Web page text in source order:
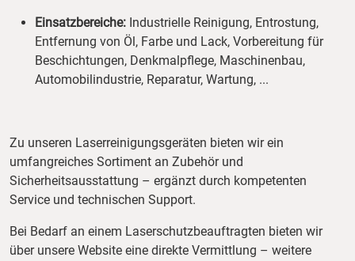
Einsatzbereiche: Industrielle Reinigung, Entrostung,
Entfernung von Öl, Farbe und Lack, Vorbereitung für
Beschichtungen, Denkmalpflege, Maschinenbau,
Automobilindustrie, Reparatur, Wartung, ...
Zu unseren Laserreinigungsgeräten bieten wir ein
umfangreiches Sortiment an Zubehör und
Sicherheitsausstattung – ergänzt durch kompetenten
Service und technischen Support.
Bei Bedarf an einem Laserschutzbeauftragten bieten wir
über unsere Website eine direkte Vermittlung – weitere